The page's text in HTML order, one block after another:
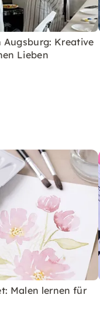
Augsburg: Kreative
Lieben
Malen lernen für